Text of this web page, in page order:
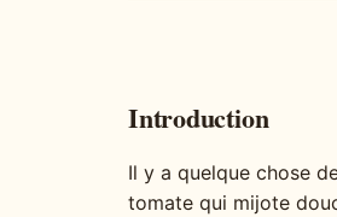
Introduction
Il y a quelque chose
tomate qui mijote